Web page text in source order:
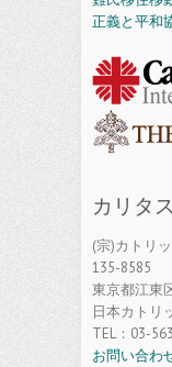
正義と平和
カリタ
(宗)カトリ
135-8585
東京都江東
日本カトリ
TEL：03-
お問い合わ